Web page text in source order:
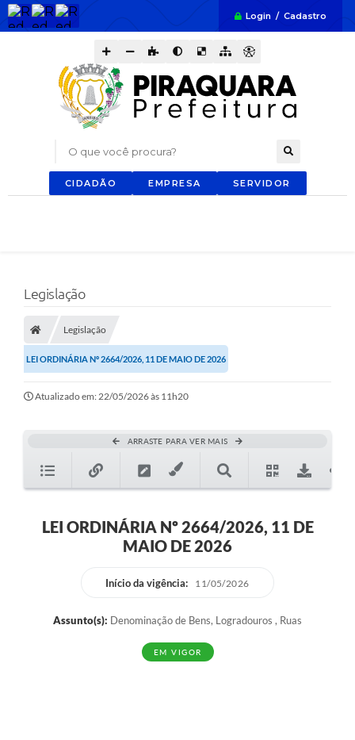
Login / Cadastro
O que você procura?
CIDADÃO EMPRESA SERVIDOR
Legislação
Legislação
LEI ORDINÁRIA Nº 2664/2026, 11 DE MAIO DE 2026
Atualizado em: 22/05/2026 às 11h20
ARRASTE PARA VER MAIS
LEI ORDINÁRIA Nº 2664/2026, 11 DE
MAIO DE 2026
Início da vigência: 11/05/2026
Assunto(s): Denominação de Bens, Logradouros , Ruas
EM VIGOR